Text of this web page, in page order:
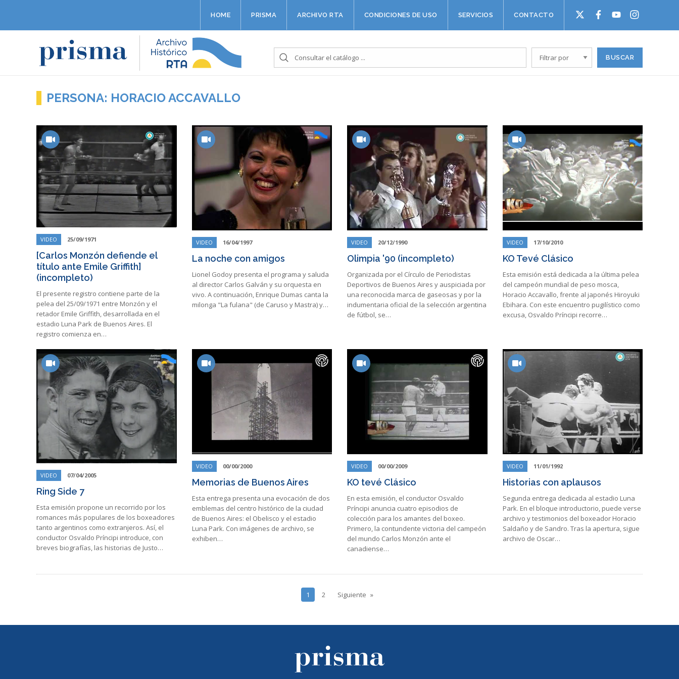
HOME PRISMA ARCHIVO RTA CONDICIONES DE USO SERVICIOS CONTACTO
PERSONA: HORACIO ACCAVALLO
VIDEO 25/09/1971
[Carlos Monzón defiende el
título ante Emile Griffith]
(incompleto)
El presente registro contiene parte de la
pelea del 25/09/1971 entre Monzón y el
retador Emile Griffith, desarrollada en el
estadio Luna Park de Buenos Aires. El
registro comienza en…
VIDEO 16/04/1997
La noche con amigos
Lionel Godoy presenta el programa y saluda
al director Carlos Galván y su orquesta en
vivo. A continuación, Enrique Dumas canta la
milonga "La fulana" (de Caruso y Mastra) y…
VIDEO 20/12/1990
Olimpia '90 (incompleto)
Organizada por el Círculo de Periodistas
Deportivos de Buenos Aires y auspiciada por
una reconocida marca de gaseosas y por la
indumentaria oficial de la selección argentina
de fútbol, se…
VIDEO 17/10/2010
KO Tevé Clásico
Esta emisión está dedicada a la última pelea
del campeón mundial de peso mosca,
Horacio Accavallo, frente al japonés Hiroyuki
Ebihara. Con este encuentro pugilístico como
excusa, Osvaldo Príncipi recorre…
VIDEO 07/04/2005
Ring Side 7
Esta emisión propone un recorrido por los
romances más populares de los boxeadores
tanto argentinos como extranjeros. Así, el
conductor Osvaldo Príncipi introduce, con
breves biografías, las historias de Justo…
VIDEO 00/00/2000
Memorias de Buenos Aires
Esta entrega presenta una evocación de dos
emblemas del centro histórico de la ciudad
de Buenos Aires: el Obelisco y el estadio
Luna Park. Con imágenes de archivo, se
exhiben…
VIDEO 00/00/2009
KO tevé Clásico
En esta emisión, el conductor Osvaldo
Príncipi anuncia cuatro episodios de
colección para los amantes del boxeo.
Primero, la contundente victoria del campeón
del mundo Carlos Monzón ante el
canadiense…
VIDEO 11/01/1992
Historias con aplausos
Segunda entrega dedicada al estadio Luna
Park. En el bloque introductorio, puede verse
archivo y testimonios del boxeador Horacio
Saldaño y de Sandro. Tras la apertura, sigue
archivo de Oscar…
1 2 Siguiente